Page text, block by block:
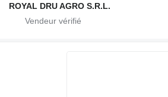
ROYAL DRU AGRO S.R.L.